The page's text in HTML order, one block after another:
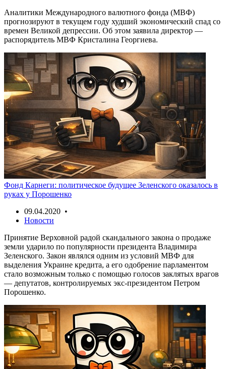
Аналитики Международного валютного фонда (МВФ)
прогнозируют в текущем году худший экономический спад со
времен Великой депрессии. Об этом заявила директор —
распорядитель МВФ Кристалина Георгиева.
Фонд Карнеги: политическое будущее Зеленского оказалось в
руках у Порошенко
09.04.2020 •
Новости
Принятие Верховной радой скандального закона о продаже
земли ударило по популярности президента Владимира
Зеленского. Закон являлся одним из условий МВФ для
выделения Украине кредита, а его одобрение парламентом
стало возможным только с помощью голосов заклятых врагов
— депутатов, контролируемых экс-президентом Петром
Порошенко.